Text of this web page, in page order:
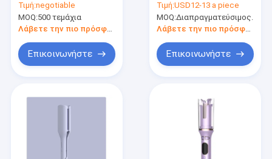
κουτί θερμαινόμενα
μαλλιά κουρούλια με
7 ακροφύσια
Τιμή:negotiable
MOQ:500 τεμάχια
Λάβετε την πιο πρόσφατη τιμή
Επικοινωνήστε
ρολάρια μαλλιών
εργαλεία σαλόνι
αυτόματο
Τιμή:USD12-13 a piece
MOQ:Διαπραγματεύσιμος.
Επικοινωνήστε